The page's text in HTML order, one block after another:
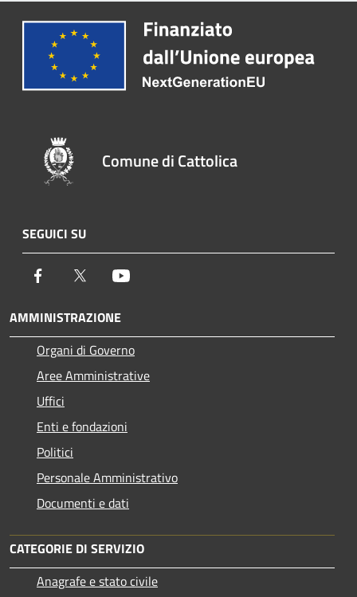
Comune di Cattolica
SEGUICI SU
Facebook Twitter
AMMINISTRAZIONE
Organi di Governo
Aree Amministrative
Uffici
Enti e fondazioni
Politici
Personale Amministrativo
Documenti e dati
CATEGORIE DI SERVIZIO
Anagrafe e stato civile